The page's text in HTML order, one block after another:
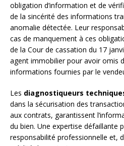
obligation d’information et de
de la sincérité des informations
anomalie détectée. Leur
cas de manquement à ces
de la Cour de cassation du 17
agent immobilier pour avoir omis
informations fournies par le
Les diagnostiqueurs
dans la sécurisation des
aux contrats, garantissent
du bien. Une expertise défaillante
responsabilité professionnelle et,